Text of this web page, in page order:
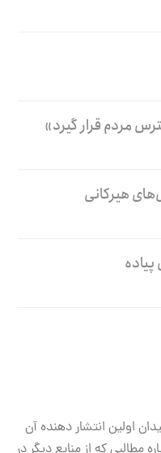
مردم قرار گیرد»
هیرکانی
اولین انتشار دهنده آن